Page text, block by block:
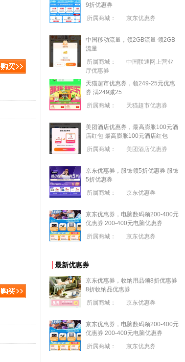
9折优惠券
所属商城：
京东优惠券
中国移动流量，领2GB流量 领2GB
流量
所属商城：
中国联通网上营业
厅优惠券
天猫超市优惠券，领249-25元优惠
券 满249减25
所属商城：
天猫超市优惠券
美团酒店优惠券，最高膨胀100元酒
店红包 最高膨胀100元酒店红包
所属商城：
美团酒店优惠券
京东优惠券，服饰领5折优惠券 服饰
5折优惠券
所属商城：
京东优惠券
京东优惠券，电脑数码领200-400元
优惠券 200-400元电脑优惠券
所属商城：
京东优惠券
最新优惠券
京东优惠券，收纳用品领8折优惠券
8折收纳品优惠券
所属商城：
京东优惠券
京东优惠券，电脑数码领200-400元
优惠券 200-400元电脑优惠券
所属商城：
京东优惠券